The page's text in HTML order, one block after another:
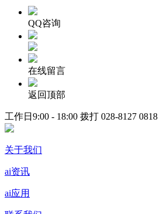
QQ咨询
在线留言
返回顶部
工作日9:00 - 18:00 拨打 028-8127 0818
关于我们
ai资讯
ai应用